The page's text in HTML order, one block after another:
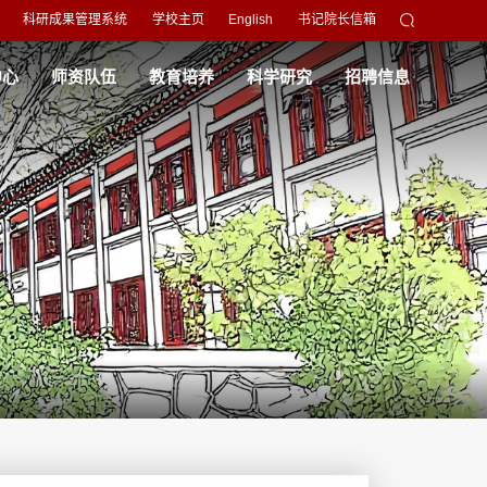
科研成果管理系统 学校主页 English 书记院长信箱
师资队伍 教育培养 科学研究 招聘信息